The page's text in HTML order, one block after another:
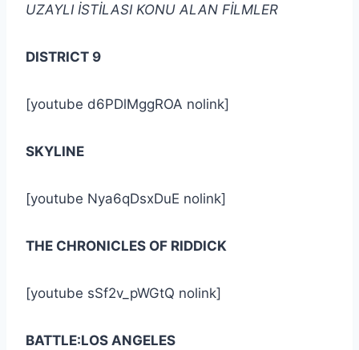
UZAYLI İSTİLASI KONU ALAN FİLMLER
DISTRICT 9
[youtube d6PDlMggROA nolink]
SKYLINE
[youtube Nya6qDsxDuE nolink]
THE CHRONICLES OF RIDDICK
[youtube sSf2v_pWGtQ nolink]
BATTLE:LOS ANGELES